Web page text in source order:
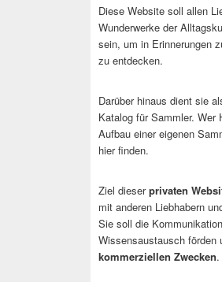
Diese Website soll allen
Wunderwerke der
sein, um in Erinnerungen
zu entdecken.
Darüber hinaus dient sie
Katalog für Sammler. Wer
Aufbau einer eigenen
hier finden.
Ziel dieserprivaten
mit anderen Liebhabern
Sie soll die
Wissensaustausch förden
kommerziellen Zwecken.